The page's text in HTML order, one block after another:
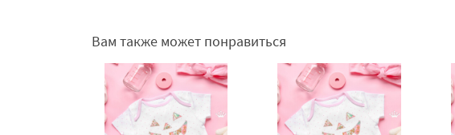
Вам также может понравиться